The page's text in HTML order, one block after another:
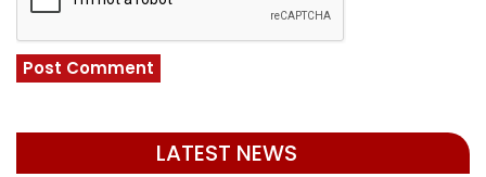
LATEST NEWS